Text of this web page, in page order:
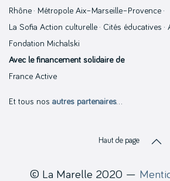
Rhône · Métropole Aix–Marseille–Provence ·
La Sofia Action culturelle · Cités éducatives ·
Fondation Michalski
Avec le financement solidaire de
France Active
Et tous nos autres partenaires…
Haut de page
© La Marelle 2020 —